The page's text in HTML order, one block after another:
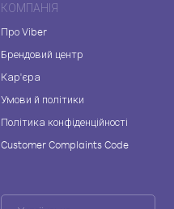
КОМПАНІЯ
Про Viber
Брендовий центр
Кар'єра
Умови й політики
Політика конфіденційності
Customer Complaints Code